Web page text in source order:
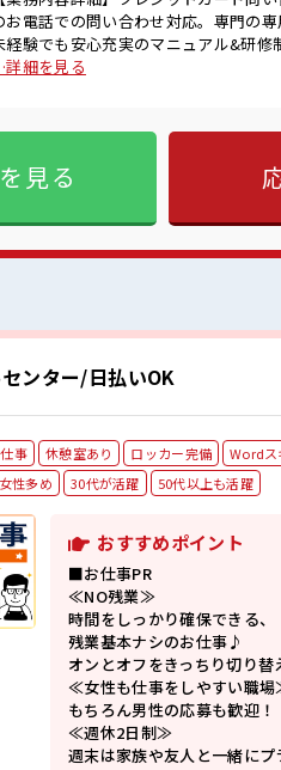
お電話での問い合わせ対応。専門の
経験でも安心充実のマニュアル&研
す。質問しやすい環境で、安心して
あり！ ≪女性も仕事をしやすい職場
合によってはお願いすることもありま
にもできそう≫ 新しいことにチャレ
います！ イチからスキルUP・ステッ
だらけの派遣のお仕事です！ ■職場の雰囲気 女性が多めの職場です♪ 20代活躍中のフ
ッシュな職場です☆ 一息つける休憩
細を見る
見る
ンター/日払いOK
事 休憩室あり ロッカー完備 Wordス
女性多め 30代が活躍 50代以上も活躍
おすすめポイント
■お仕事PR
≪NO残業≫
時間をしっかり確保できる、
残業基本ナシのお仕事♪
オンとオフをきっちり切り替
≪女性も仕事をしやすい職
もちろん男性の応募も歓迎！
≪週休2日制≫
週末は家族や友人と一緒にプ